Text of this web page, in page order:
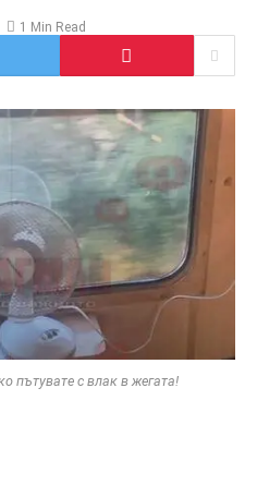
1 Min Read
пътувате с влак в жегата!